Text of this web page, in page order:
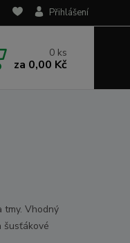
Přihlášení
0 ks
za 0,00 Kč
tmy. Vhodný
šusťákové